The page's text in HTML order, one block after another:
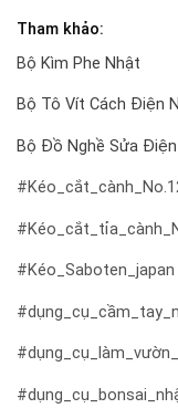
Tham khảo:
Bộ Kìm Phe Nhật
Bộ Tô Vít Cách Điện
Bộ Đồ Nghề Sửa Điện
#Kéo_Saboten_japan